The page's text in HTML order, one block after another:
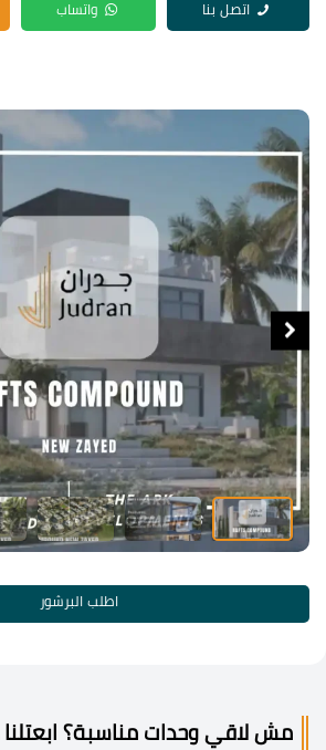
اتصل بنا واتساب
اطلب البرشور
مش لاقي وحدات مناسبة؟